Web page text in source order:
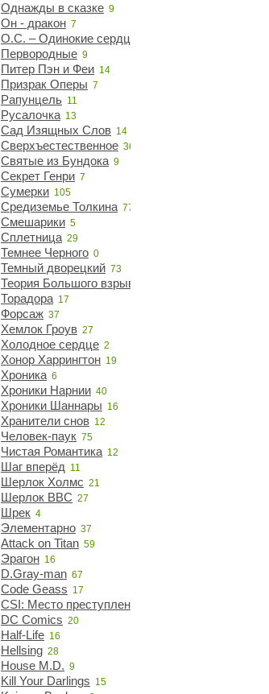
Однажды в сказке 9
Он - дракон 7
О.С. – Одинокие сердца
Первородные 9
Питер Пэн и Феи 14
Призрак Оперы 7
Рапунцель 11
Русалочка 13
Сад Изящных Слов 14
Сверхъестественное 36
Святые из Бундока 9
Секрет Генри 7
Сумерки 105
Средиземье Толкина 77
Смешарики 5
Сплетница 29
Темнее Черного 0
Темный дворецкий 73
Теория Большого взрыва
Торадора 17
Форсаж 37
Хемлок Гроув 27
Холодное сердце 2
Хонор Харрингтон 19
Хроника 6
Хроники Нарнии 40
Хроники Шаннары 16
Хранители снов 12
Человек-паук 75
Чистая Романтика 12
Шаг вперёд 11
Шерлок Холмс 21
Шерлок BBC 27
Шрек 4
Элементарно 37
Attack on Titan 59
Эрагон 16
D.Gray-man 67
Code Geass 17
CSI: Место преступления
DC Comics 20
Half-Life 16
Hellsing 28
House M.D. 9
Kill Your Darlings 15